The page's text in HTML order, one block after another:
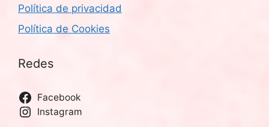
Política de privacidad
Política de Cookies
Redes
Facebook
Instagram